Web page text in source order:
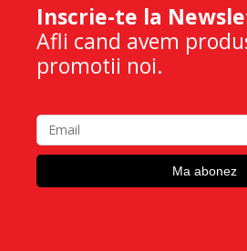
Inscrie-te la
Afli cand avem
promotii noi.